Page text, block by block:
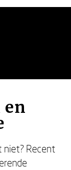
niet? Recent